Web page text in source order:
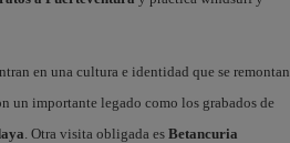
en una cultura e identidad que se remontan
un importante legado como los grabados de
. Otra visita obligada es Betancuria